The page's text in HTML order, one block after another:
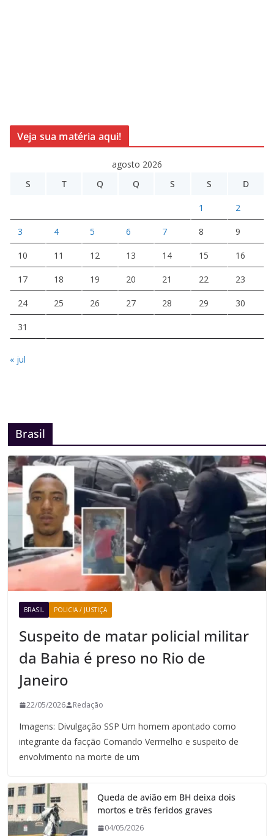
Veja sua matéria aqui!
agosto 2026
S
T Q Q S S D
1 2
3 4 5 6 7 8 9
10 11 12 13 14 15 16
17 18 19 20 21 22 23
24 25 26 27 28 29 30
31
« jul
Brasil
BRASIL POLICIA / JUSTIÇA
Suspeito de matar policial militar
da Bahia é preso no Rio de
Janeiro
22/05/2026 Redação
Imagens: Divulgação SSP Um homem apontado como
integrante da facção Comando Vermelho e suspeito de
envolvimento na morte de um
Queda de avião em BH deixa dois
mortos e três feridos graves
04/05/2026